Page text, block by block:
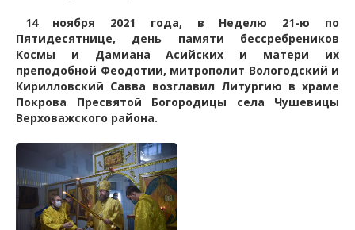
14 ноября 2021 года, в Неделю 21-ю по
Пятидесятнице, день памяти бессребреников
Космы и Дамиана Асийских и матери их
преподобной Феодотии, митрополит Вологодский и
Кирилловский Савва возглавил Литургию в храме
Покрова Пресвятой Богородицы села Чушевицы
Верховажского района.